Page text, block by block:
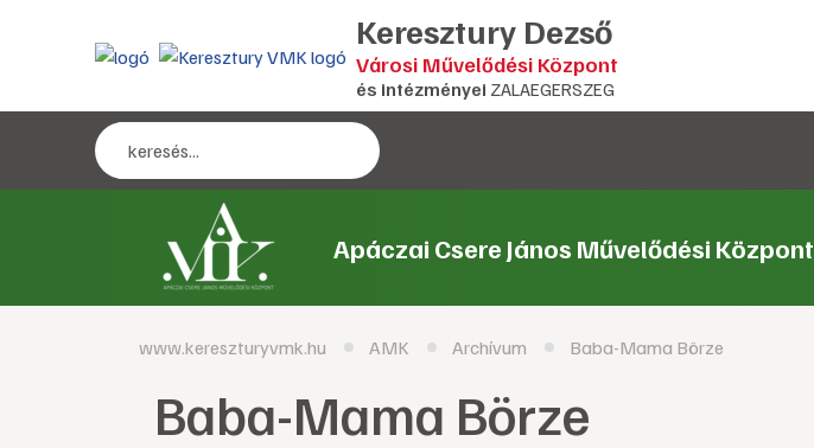
Keresztury Dezső
Városi Művelődési Központ
és intézményei ZALAEGERSZEG
Apáczai Csere János Művelődési Központ
www.kereszturyvmk.hu AMK Archívum Baba-Mama Börze
Baba-Mama Börze